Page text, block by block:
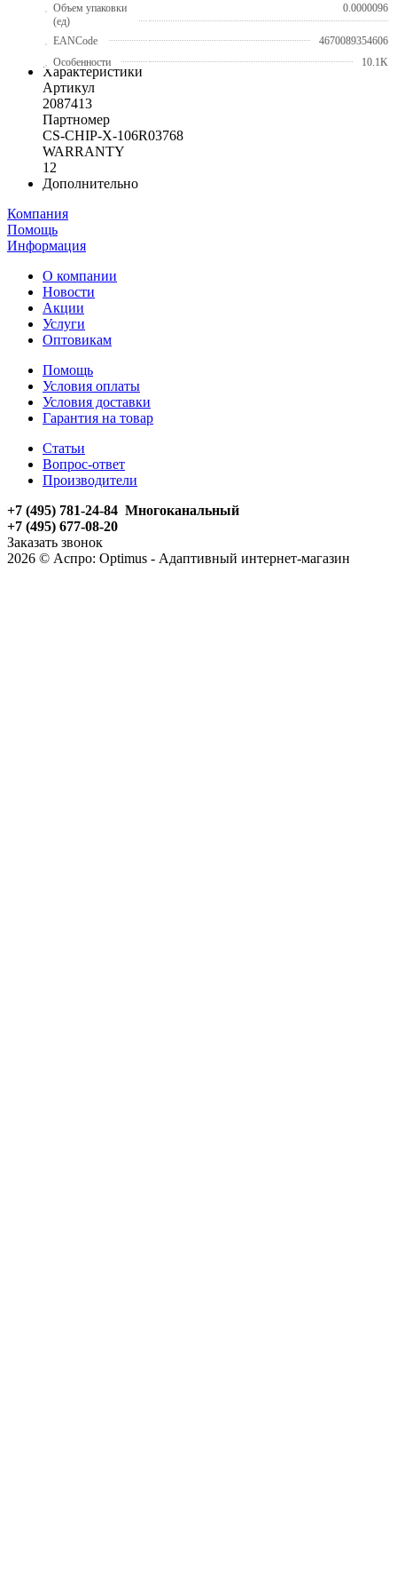
Объем упаковки
(ед)
0.0000096
EANCode
4670089354606
Особенности
10.1K
Характеристики
Артикул
2087413
Партномер
CS-CHIP-X-106R03768
WARRANTY
12
Дополнительно
Компания
Помощь
Информация
О компании
Новости
Акции
Услуги
Оптовикам
Помощь
Условия оплаты
Условия доставки
Гарантия на товар
Статьи
Вопрос-ответ
Производители
+7 (495) 781-24-84 Многоканальный
+7 (495) 677-08-20
Заказать звонок
2026 © Аспро: Optimus - Адаптивный интернет-магазин